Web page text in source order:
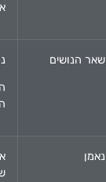
שאר הנושים
נאמן